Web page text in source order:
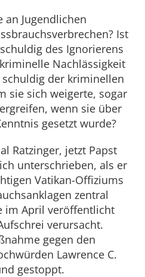
Jugendlichen
Ist
des Ignorierens
Nachlässigkeit
der kriminellen
sie sich weigerte, sogar
wenn sie über
gesetzt wurde?
Ratzinger, jetzt Papst
unterschrieben, als er
Vatikan-Offiziums
zentral
im April veröffentlicht
verursacht.
gegen den
Lawrence C.
gestoppt.